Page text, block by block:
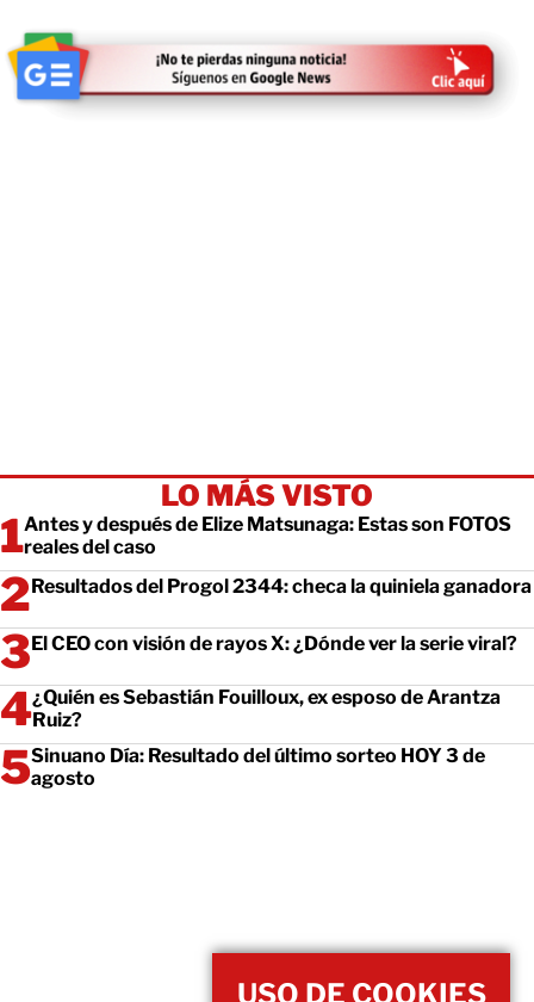
LO MÁS VISTO
Antes y después de Elize Matsunaga: Estas son FOTOS
reales del caso
Resultados del Progol 2344: checa la quiniela ganadora
El CEO con visión de rayos X: ¿Dónde ver la serie viral?
¿Quién es Sebastián Fouilloux, ex esposo de Arantza
Ruiz?
Sinuano Día: Resultado del último sorteo HOY 3 de
agosto
USO DE COOKIES